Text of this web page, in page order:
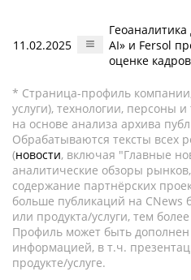
11.02.2025
AI» и Fersol
оценке
* Страница-профиль
услуги), технологии, персоны
на основе анализа архива
Обрабатываются тексты всех
(новости, включая "Главные
аналитические обзоры
содержание партнёрских
больше публикаций на
или продукта/услуги, тем
Профиль может быть
информацией, в т.ч.
продукте/услуге.